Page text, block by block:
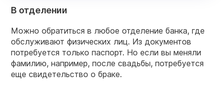
В отделении
Можно обратиться в любое отделение банка, где
обслуживают физических лиц. Из документов
потребуется только паспорт. Но если вы меняли
фамилию, например, после свадьбы, потребуется
еще свидетельство о браке.